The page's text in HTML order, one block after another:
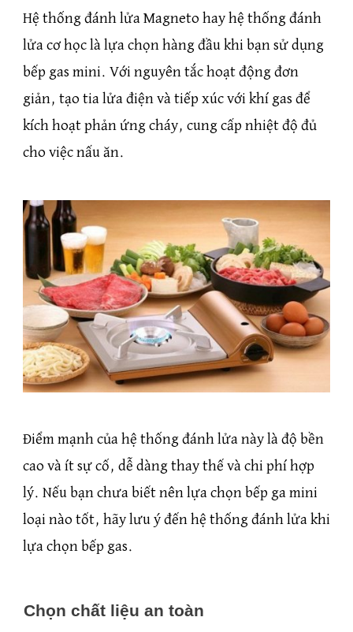
Hệ thống đánh lửa Magneto hay hệ thống đánh
lửa cơ học là lựa chọn hàng đầu khi bạn sử dụng
bếp gas mini. Với nguyên tắc hoạt động đơn
giản, tạo tia lửa điện và tiếp xúc với khí gas để
kích hoạt phản ứng cháy, cung cấp nhiệt độ đủ
cho việc nấu ăn.
Điểm mạnh của hệ thống đánh lửa này là độ bền
cao và ít sự cố, dễ dàng thay thế và chi phí hợp
lý. Nếu bạn chưa biết nên lựa chọn bếp ga mini
loại nào tốt, hãy lưu ý đến hệ thống đánh lửa khi
lựa chọn bếp gas.
Chọn chất liệu an toàn